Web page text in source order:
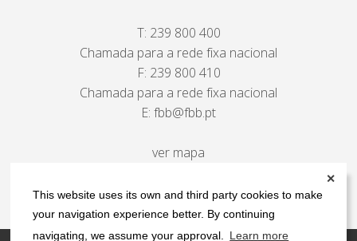
This website uses its own and third party cookies to make
your navigation experience better. By continuing
navigating, we assume your approval.
Learn more
✕
T: 239 800 400
Chamada para a rede fixa nacional
F: 239 800 410
Chamada para a rede fixa nacional
E: fbb@fbb.pt
ver mapa